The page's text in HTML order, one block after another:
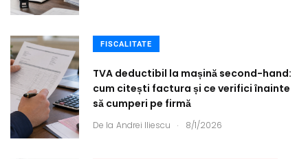
FISCALITATE
TVA deductibil la mașină second-hand:
cum citești factura și ce verifici înainte
să cumperi pe firmă
De la Andrei Iliescu . 8/1/2026